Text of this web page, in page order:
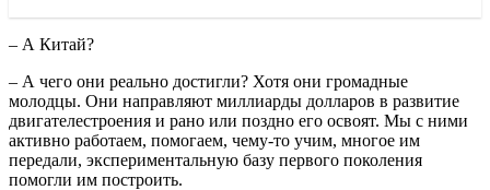
– А Китай?
– А чего они реально достигли? Хотя они громадные
молодцы. Они направляют миллиарды долларов в развитие
двигателестроения и рано или поздно его освоят. Мы с ними
активно работаем, помогаем, чему-то учим, многое им
передали, экспериментальную базу первого поколения
помогли им построить.